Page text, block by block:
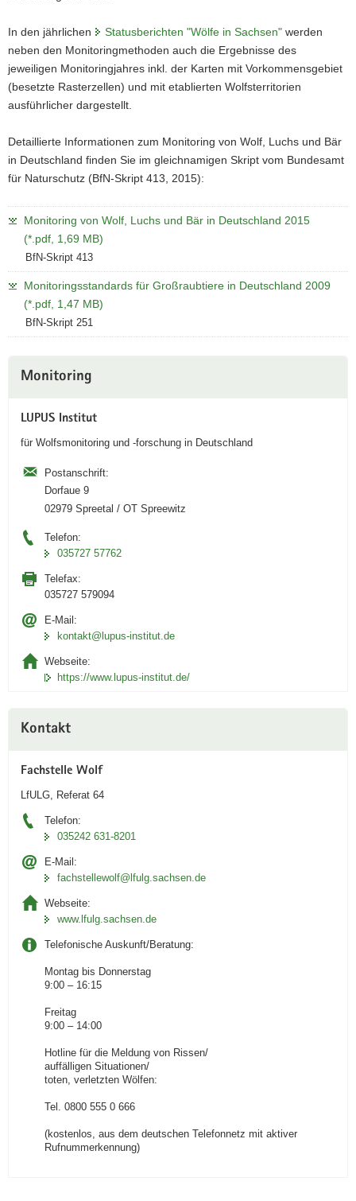
In den jährlichen Statusberichten "Wölfe in Sachsen" werden
neben den Monitoringmethoden auch die Ergebnisse des
jeweiligen Monitoringjahres inkl. der Karten mit Vorkommensgebiet
(besetzte Rasterzellen) und mit etablierten Wolfsterritorien
ausführlicher dargestellt.
Detaillierte Informationen zum Monitoring von Wolf, Luchs und Bär
in Deutschland finden Sie im gleichnamigen Skript vom Bundesamt
für Naturschutz (BfN-Skript 413, 2015):
Monitoring von Wolf, Luchs und Bär in Deutschland 2015
(*.pdf, 1,69 MB)
BfN-Skript 413
Monitoringsstandards für Großraubtiere in Deutschland 2009
(*.pdf, 1,47 MB)
BfN-Skript 251
Information
Monitoring
LUPUS Institut
für Wolfsmonitoring und -forschung in Deutschland
Postanschrift:
Dorfaue 9
02979 Spreetal / OT Spreewitz
Telefon:
035727 57762
Telefax:
035727 579094
E-Mail:
kontakt@lupus-institut.de
Webseite:
https://www.lupus-institut.de/
Kontakt
Fachstelle Wolf
LfULG, Referat 64
Telefon:
035242 631-8201
E-Mail:
fachstellewolf­@lfulg.sachsen.de
Webseite:
www.lfulg.sachsen.de
Telefonische Auskunft/Beratung:
Montag bis Donnerstag
9:00 – 16:15
Freitag
9:00 – 14:00
Hotline für die Meldung von Rissen/
auffälligen Situationen/
toten, verletzten Wölfen:
Tel. 0800 555 0 666
(kostenlos, aus dem deutschen Telefonnetz mit aktiver
Rufnummerkennung)